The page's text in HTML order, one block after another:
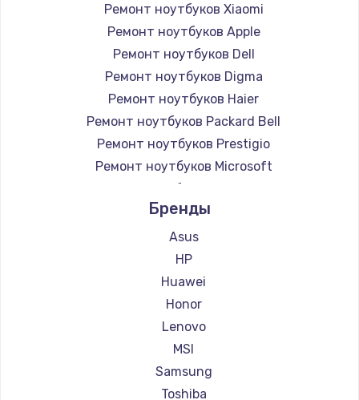
Ремонт ноутбуков Xiaomi
Ремонт ноутбуков Apple
Ремонт ноутбуков Dell
Ремонт ноутбуков Digma
Ремонт ноутбуков Haier
Ремонт ноутбуков Packard Bell
Ремонт ноутбуков Prestigio
Ремонт ноутбуков Microsoft
Ремонт ноутбуков Alienware
Ремонт ноутбуков Aquarius
Ремонт ноутбуков Gigabyte
Ремонт ноутбуков Aorus
Ремонт ноутбуков Maibenben
Ремонт ноутбуков Getac
Ремонт ноутбуков Epson
Ремонт ноутбуков Philips
Ремонт ноутбуков LG
Ремонт ноутбуков Panasonic
Бренды
Asus
HP
Huawei
Honor
Lenovo
MSI
Samsung
Toshiba